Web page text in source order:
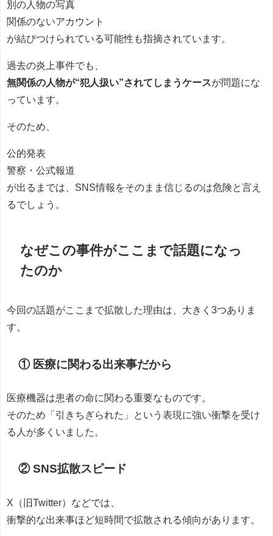
別の人物の写真
関係のないアカウント
が結びつけられている可能性も指摘されています。
過去の炎上事件でも、
無関係の人物が“犯人扱い”されてしまうケースが問題にな
っています。
そのため、
公的発表
警察・公式報道
が出るまでは、SNS情報をそのまま信じるのは危険と言え
るでしょう。
なぜこの事件がここまで話題になっ
たのか
今回の話題がここまで拡散した理由は、大きく3つありま
す。
① 医療に関わる出来事だから
医療機器は患者の命に関わる重要なものです。
そのため「引きちぎられた」という表現に強い衝撃を受け
る人が多くいました。
② SNS拡散スピード
X（旧Twitter）などでは、
衝撃的な出来事ほど短時間で拡散される傾向があります。